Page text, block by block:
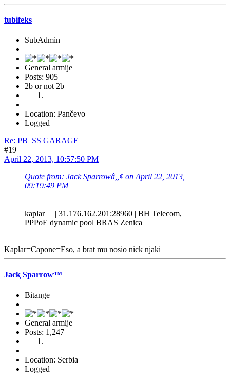
tubifeks
SubAdmin
General armije
Posts: 905
2b or not 2b
Location: Pančevo
Logged
Re: PB_SS GARAGE
#19
April 22, 2013, 10:57:50 PM
Quote from: Jack Sparrowâ,,¢ on April 22, 2013,
09:19:49 PM
kaplar | 31.176.162.201:28960 | BH Telecom,
PPPoE dynamic pool BRAS Zenica
Kaplar=Capone=Eso, a brat mu nosio nick njaki
Jacⱪ Sparroⱳ™
Bitange
General armije
Posts: 1,247
Location: Serbia
Logged